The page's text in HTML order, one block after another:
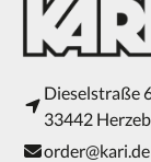
Dieselstraße
33442
order@kari.de